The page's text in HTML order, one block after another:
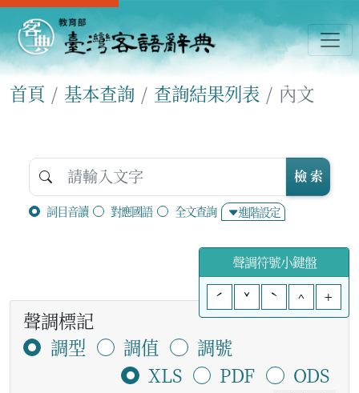
首頁 基本查詢 查詢結果列表 內文
詞目音讀 對應國語 全文查詢 進階設定
檢 索
聲調符號小鍵盤
ˊ
ˇ ˋ ^ +
聲調標記
調型
調值
調號
XLS
PDF
ODS